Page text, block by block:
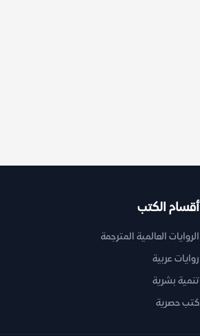
أقسام الكتب
الروايات العالمية المترجمة
روايات عربية
تنمية بشرية
كتب حصرية